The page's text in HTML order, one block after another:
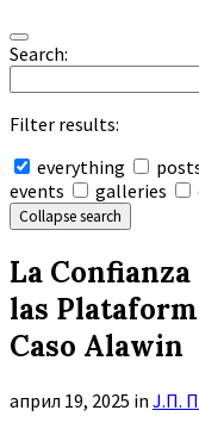
Search:
Filter results:
everything
events
galleries
Collapse search
La
las
Caso Alawin
април 19, 2025 in Ј.П.